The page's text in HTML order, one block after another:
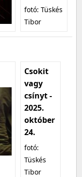
fotó: Tüskés
Tibor
Csokit
vagy
csínyt -
2025.
október
24.
fotó:
Tüskés
Tibor